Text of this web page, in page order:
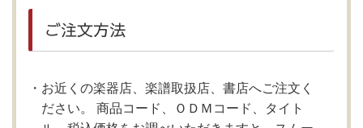
ご注文方法
お近くの楽器店、楽譜取扱店、書店へご注文く
ださい。 商品コード、ＯＤＭコード、タイト